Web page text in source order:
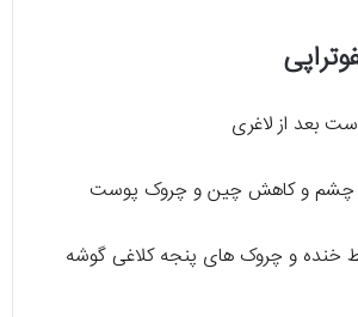
بعد از لاغری
چشم و کاهش چین و چروک پوست
خنده و چروک های پنجه کلاغی گوشه